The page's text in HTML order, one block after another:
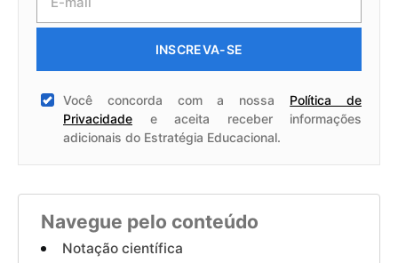
INSCREVA-SE
Você concorda com a nossa Política de
Privacidade e aceita receber informações
adicionais do Estratégia Educacional.
Navegue pelo conteúdo
Notação científica